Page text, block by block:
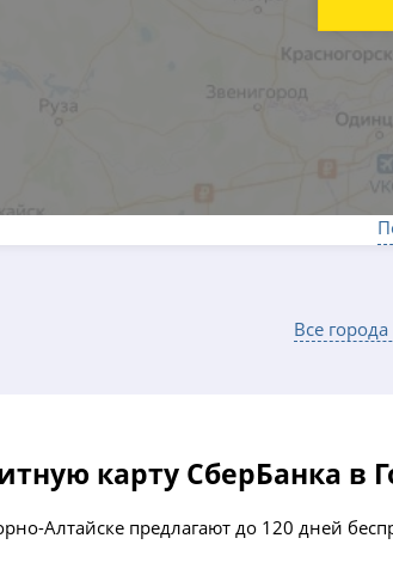
Все
карту СберБанка в
Алтайске предлагают до 120 дней